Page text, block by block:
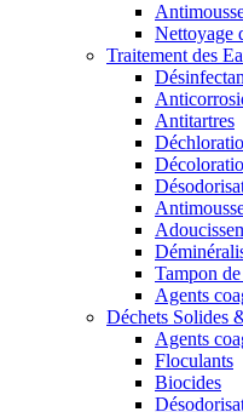
Nettoyage
Traitement des
Antitartres
Tampon
Agents
Déchets Solides
Agents
Floculants
Biocides